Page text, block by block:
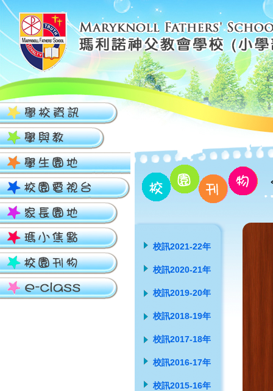
校訊2021-22年
校訊2020-21年
校訊2019-20年
校訊2018-19年
校訊2017-18年
校訊2016-17年
校訊2015-16年